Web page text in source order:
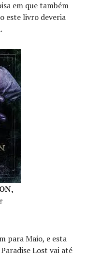
em que também
este livro deveria
para Maio, e esta
Lost vai até